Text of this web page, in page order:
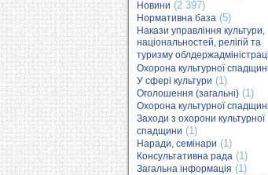
Новини (2 397)
Нормативна база (5)
Накази управління культури,
національностей, релігій та
туризму
Охорона культурної
У сфері культури (1)
Оголошення (загальні) (1)
Охорона культурної
Заходи з охорони культурної
спадщини (1)
Наради, семінари (1)
Консультативна рада (1)
Загальна інформація (1)